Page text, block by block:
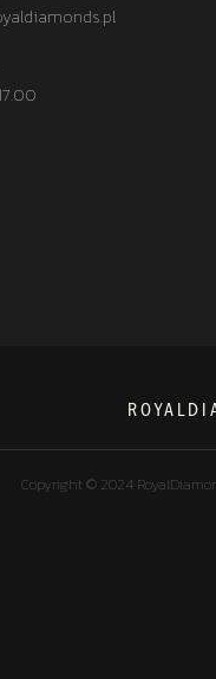
Copyright © 2024